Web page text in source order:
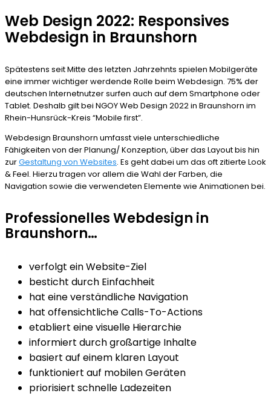
Web Design 2022: Responsives
Webdesign in Braunshorn
Spätestens seit Mitte des letzten Jahrzehnts spielen Mobilgeräte
eine immer wichtiger werdende Rolle beim Webdesign. 75% der
deutschen Internetnutzer surfen auch auf dem Smartphone oder
Tablet. Deshalb gilt bei NGOY Web Design 2022 in Braunshorn im
Rhein-Hunsrück-Kreis “Mobile first”.
Webdesign Braunshorn umfasst viele unterschiedliche
Fähigkeiten von der Planung/ Konzeption, über das Layout bis hin
zurGestaltung von Websites. Es geht dabei um das oft zitierte Look
& Feel. Hierzu tragen vor allem die Wahl der Farben, die
Navigation sowie die verwendeten Elemente wie Animationen bei.
Professionelles Webdesign in
Braunshorn…
verfolgt ein Website-Ziel
besticht durch Einfachheit
hat eine verständliche Navigation
hat offensichtliche Calls-To-Actions
etabliert eine visuelle Hierarchie
informiert durch großartige Inhalte
basiert auf einem klaren Layout
funktioniert auf mobilen Geräten
priorisiert schnelle Ladezeiten